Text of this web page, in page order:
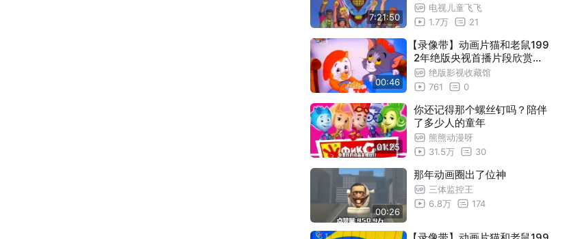
7:21:50
电视儿童飞飞
1.7万
21
00:46
【录像带】动画片猫和老鼠199
2年绝版央视首播片段欣赏，
重温最老最经典的版本。
绝版影视收藏馆
761
0
01:25
你还记得那个螺丝钉吗？陪伴
了多少人的童年
熊熊动漫呀
31.5万
30
00:26
那年动画圈出了位神
三体监控王
6.8万
174